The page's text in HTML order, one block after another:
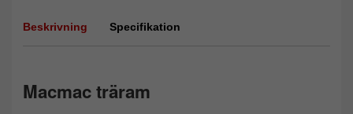
Beskrivning Specifikation
Macmac träram